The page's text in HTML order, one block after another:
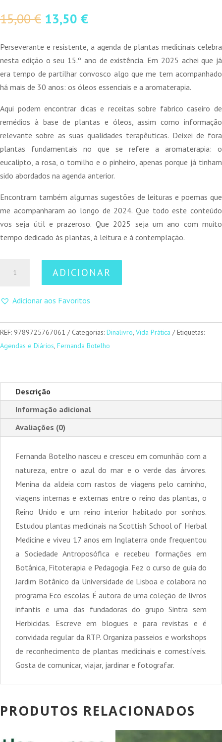
15,00€ O
original
era:
15,00 €.
13,50 €O
atual
é:
13,50 €.
Perseverante e resistente, a agenda de plantas medicinais celebra
nesta edição o seu 15.º ano de existência. Em 2025 achei que já
era tempo de partilhar convosco algo que me tem acompanhado
há mais de 30 anos: os óleos essenciais e a aromaterapia.
Aqui podem encontrar dicas e receitas sobre fabrico caseiro de
remédios à base de plantas e óleos, assim como informação
relevante sobre as suas qualidades terapêuticas. Deixei de fora
plantas fundamentais no que se refere a aromaterapia: o
eucalipto, a rosa, o tomilho e o pinheiro, apenas porque já tinham
sido abordados na agenda anterior.
Encontram também algumas sugestões de leituras e poemas que
me acompanharam ao longo de 2024. Que todo este conteúdo
vos seja útil e prazeroso. Que 2025 seja um ano com muito
tempo dedicado às plantas, à leitura e à contemplação.
Medicinais
Agenda
2025
ADICIONAR
Adicionar aos Favoritos
REF: 9789725767061 Categorias: Dinalivro, Vida Prática
Etiquetas:
Agendas e Diários, Fernanda Botelho
Descrição
Informação adicional
Avaliações (0)
Fernanda Botelho nasceu e cresceu em comunhão com a
natureza, entre o azul do mar e o verde das árvores.
Menina da aldeia com rastos de viagens pelo caminho,
viagens internas e externas entre o reino das plantas, o
Reino Unido e um reino interior habitado por sonhos.
Estudou plantas medicinais na Scottish School of Herbal
Medicine e viveu 17 anos em Inglaterra onde frequentou
a Sociedade Antroposófica e recebeu formações em
Botânica, Fitoterapia e Pedagogia. Fez o curso de guia do
Jardim Botânico da Universidade de Lisboa e colabora no
programa Eco escolas. É autora de uma coleção de livros
infantis e uma das fundadoras do grupo Sintra sem
Herbicidas. Escreve em blogues e para revistas e é
convidada regular da RTP. Organiza passeios e workshops
de reconhecimento de plantas medicinais e comestíveis.
Gosta de comunicar, viajar, jardinar e fotografar.
PRODUTOS RELACIONADOS